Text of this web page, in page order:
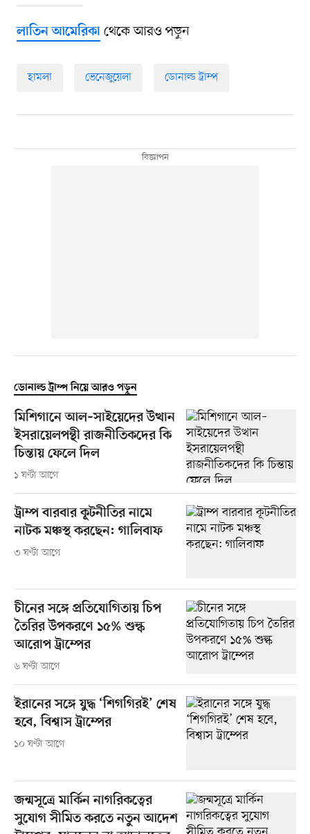
লাতিন আমেরিকাথেকে আরও পড়ুন
হামলা ভেনেজুয়েলা ডোনাল্ড ট্রাম্প
ডোনাল্ড ট্রাম্প নিয়ে আরও পড়ুন
মিশিগানে আল–সাইয়েদের উত্থান
ইসরায়েলপন্থী রাজনীতিকদের কি
চিন্তায় ফেলে দিল
১ ঘণ্টা আগে
ট্রাম্প বারবার কূটনীতির নামে
নাটক মঞ্চস্থ করছেন: গালিবাফ
৩ ঘণ্টা আগে
চীনের সঙ্গে প্রতিযোগিতায় চিপ
তৈরির উপকরণে ১৫% শুল্ক
আরোপ ট্রাম্পের
৬ ঘণ্টা আগে
ইরানের সঙ্গে যুদ্ধ ‘শিগগিরই’ শেষ
হবে, বিশ্বাস ট্রাম্পের
১০ ঘণ্টা আগে
জন্মসূত্রে মার্কিন নাগরিকত্বের
সুযোগ সীমিত করতে নতুন আদেশ